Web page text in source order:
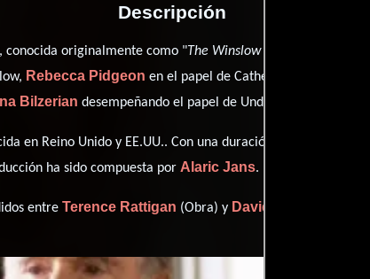
Descripción
conocida originalmente como "The Winslow Boy
Rebecca Pidgeon en el papel de Catherine Winslow,
Bilzerian desempeñando el papel de Undermaid (
en Reino Unido y EE.UU.. Con una duración de 01 hr 44
ha sido compuesta porAlaric Jans.
entre Terence Rattigan (Obra) y David Mamet